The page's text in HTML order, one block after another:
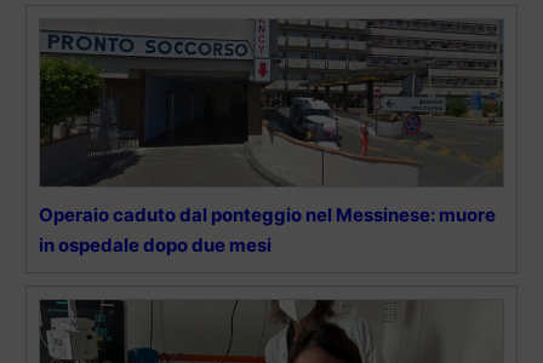
Operaio caduto dal ponteggio nel Messinese: muore
in ospedale dopo due mesi